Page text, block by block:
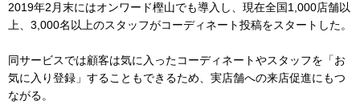
2019年2月末にはオンワード樫山でも導入し、現在全国1,000店舗以
上、3,000名以上のスタッフがコーディネート投稿をスタートした。
同サービスでは顧客は気に入ったコーディネートやスタッフを「お
気に入り登録」することもできるため、実店舗への来店促進にもつ
ながる。